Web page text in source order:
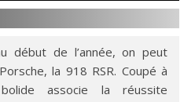
début de l’année, on peut
la 918 RSR. Coupé à
associe la réussite